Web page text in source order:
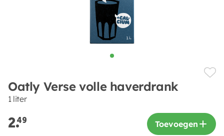
Oatly Verse volle haverdrank
1 liter
2.49 Toevoegen